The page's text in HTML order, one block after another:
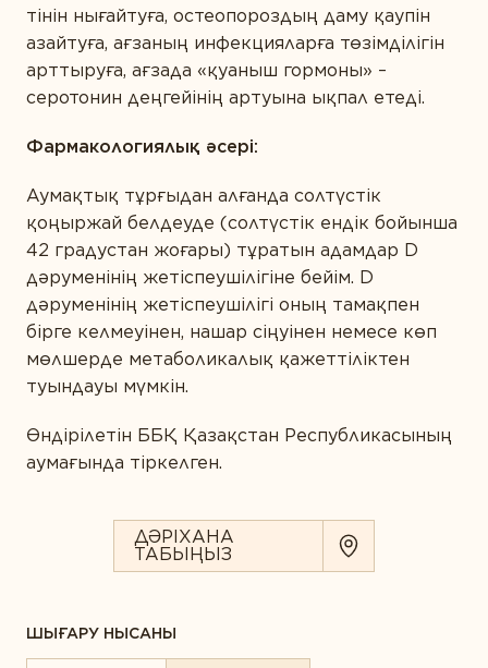
Сау микрофлора
Спорт және фитнес
Ақуыздар мен амин қышқылдары
Дәрумендер
Кешендер
Коэнзим
Май қышқылдары
Минералдар
Өсімдіктер
Пробиотиктер
Ферменттер
тінін нығайтуға, остеопороздың даму қаупін
азайтуға, ағзаның инфекцияларға төзімділігін
арттыруға, ағзада «қуаныш гормоны» –
серотонин деңгейінің артуына ықпал етеді.
Фармакологиялық әсері:
Аумақтық тұрғыдан алғанда солтүстік
қоңыржай белдеуде (солтүстік ендік бойынша
42 градустан жоғары) тұратын адамдар D
дәруменінің жетіспеушілігіне бейім. D
дәруменінің жетіспеушілігі оның тамақпен
бірге келмеуінен, нашар сіңуінен немесе көп
мөлшерде метаболикалық қажеттіліктен
туындауы мүмкін.
Өндірілетін ББҚ Қазақстан Республикасының
аумағында тіркелген.
ДӘРІХАНА
ТАБЫҢЫЗ
ШЫҒАРУ НЫСАНЫ
СІЗДІҢ ЖАСЫҢЫЗ
ӨЗІҢІЗДІ ТАНЫСТЫРЫҢЫЗ
СІЗДІҢ ҚАЛАҢЫЗ
E-MAIL *
сбор и обработку персональных данных.